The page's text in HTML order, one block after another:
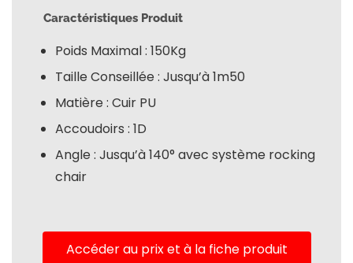
Caractéristiques Produit
Poids Maximal : 150Kg
Taille Conseillée : Jusqu’à 1m50
Matière : Cuir PU
Accoudoirs : 1D
Angle : Jusqu’à 140° avec système rocking
chair
Accéder au prix et à la fiche produit